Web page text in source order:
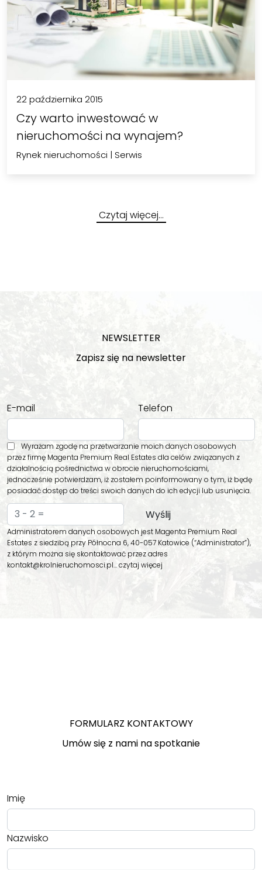
22 października 2015
Czy warto inwestować w
nieruchomości na wynajem?
Rynek nieruchomości | Serwis
Czytaj więcej…
NEWSLETTER
Zapisz się na newsletter
E-mail Telefon
Wyrażam zgodę na przetwarzanie moich danych osobowych
przez firmę Magenta Premium Real Estates dla celów związanych z
działalnością pośrednictwa w obrocie nieruchomościami,
jednocześnie potwierdzam, iż zostałem poinformowany o tym, iż będę
posiadać dostęp do treści swoich danych do ich edycji lub usunięcia.
Administratorem danych osobowych jest Magenta Premium Real
Estates z siedzibą przy Północna 6, 40-057 Katowice (“Administrator”),
z którym można się skontaktować przez adres
kontakt@krolnieruchomosci.pl…czytaj więcej
FORMULARZ KONTAKTOWY
Umów się z nami na spotkanie
Imię
Nazwisko